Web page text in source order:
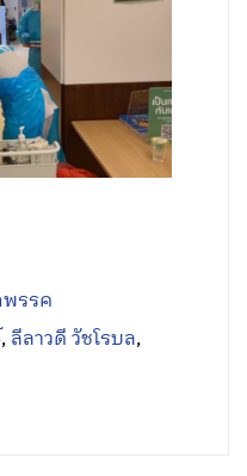
พรรค
,ลีลาวดี วัชโรบล,